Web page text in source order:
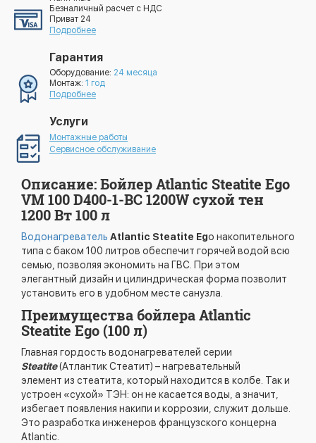
Безналичный расчет с НДС
Приват 24
Подробнее
Гарантия
Оборудование: 24 месяца
Монтаж: 1 год
Подробнее
Услуги
Монтажные работы
Сервисное обслуживание
Описание: Бойлер Atlantic Steatite Ego
VM 100 D400-1-BC 1200W сухой тен
1200 Вт 100 л
Водонагреватель Atlantic Steatite Ego накопительного
типа с баком 100 литров обеспечит горячей водой всю
семью, позволяя экономить на ГВС. При этом
элегантный дизайн и цилиндрическая форма позволит
установить его в удобном месте санузла.
Преимущества бойлера Atlantic
Steatite Ego (100 л)
Главная гордость водонагревателей серии
Steatite(Атлантик Стеатит) – нагревательный
элемент из стеатита, который находится в колбе. Так и
устроен «сухой» ТЭН: он не касается воды, а значит,
избегает появления накипи и коррозии, служит дольше.
Это разработка инженеров французского концерна
Atlantic.